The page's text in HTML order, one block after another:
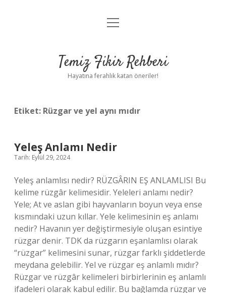
Anasayfa
Yasal Uyarı
menüyü
Temiz Fikir Rehberi
Hayatına ferahlık katan öneriler!
Etiket: Rüzgar ve yel aynı mıdır
Yeleş Anlamı Nedir
Tarih: Eylül 29, 2024
Yeleş anlamlısı nedir? RÜZGÂRIN EŞ ANLAMLISI Bu
kelime rüzgâr kelimesidir. Yeleleri anlamı nedir?
Yele; At ve aslan gibi hayvanların boyun veya ense
kısmındaki uzun kıllar. Yele kelimesinin eş anlamı
nedir? Havanın yer değiştirmesiyle oluşan esintiye
rüzgar denir. TDK da rüzgarın eşanlamlısı olarak
“rüzgar” kelimesini sunar, rüzgar farklı şiddetlerde
meydana gelebilir. Yel ve rüzgar eş anlamlı mıdır?
Rüzgar ve rüzgâr kelimeleri birbirlerinin eş anlamlı
ifadeleri olarak kabul edilir. Bu bağlamda rüzgar ve